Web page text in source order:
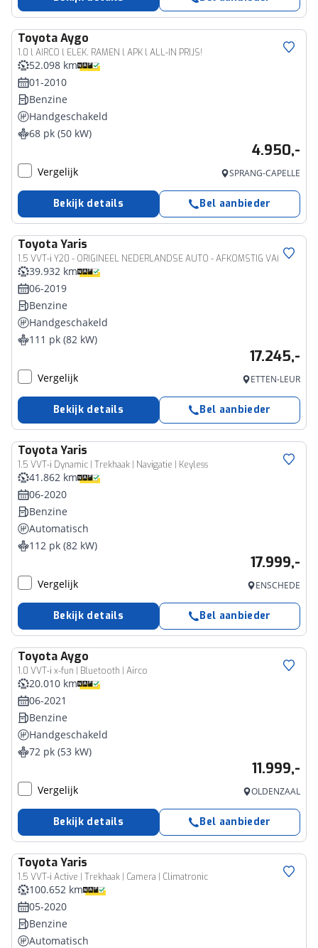
ToyotaAygo
1.0 l AIRCO l ELEK. RAMEN l APK l ALL-IN PRIJS!
52.098 km
01-2010
Benzine
Handgeschakeld
68 pk (50 kW)
4.950,-
Vergelijk SPRANG-CAPELLE
Bekijk details Bel aanbieder
ToyotaYaris
1.5 VVT-i Y20 - ORIGINEEL NEDERLANDSE AUTO - AFKOMSTIG VAN 2E EIGENAAR - LAGE KM STAND - 15 INCH LICHT METALEN VELGEN - CLIMATE CONTROL - NAVIGATIE - KEYLESS ENTRY/ START - CAMERA - BOTSWAARSCHUWINGSYSTEEM - 6 VERSNELLINGEN
39.932 km
06-2019
Benzine
Handgeschakeld
111 pk (82 kW)
17.245,-
Vergelijk ETTEN-LEUR
Bekijk details Bel aanbieder
ToyotaYaris
1.5 VVT-i Dynamic | Trekhaak | Navigatie | Keyless
41.862 km
06-2020
Benzine
Automatisch
112 pk (82 kW)
17.999,-
Vergelijk ENSCHEDE
Bekijk details Bel aanbieder
ToyotaAygo
1.0 VVT-i x-fun | Bluetooth | Airco
20.010 km
06-2021
Benzine
Handgeschakeld
72 pk (53 kW)
11.999,-
Vergelijk OLDENZAAL
Bekijk details Bel aanbieder
ToyotaYaris
1.5 VVT-i Active | Trekhaak | Camera | Climatronic
100.652 km
05-2020
Benzine
Automatisch